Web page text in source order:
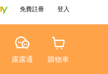
免費註冊 登入
露露通 購物車